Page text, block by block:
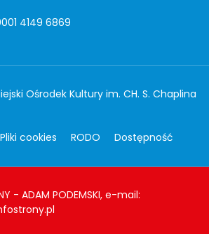
4149 6869
Ośrodek Kultury im. CH. S. Chaplina
Pliki cookies RODO Dostępność
- ADAM PODEMSKI, e-mail: